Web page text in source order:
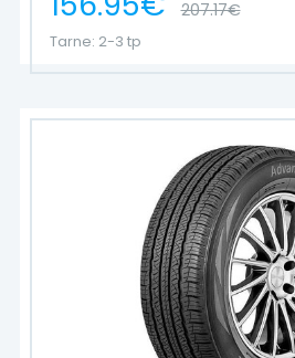
207.17€
Tarne: 2-3 tp